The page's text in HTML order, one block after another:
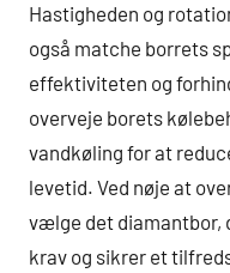
Hastigheden og
også matche borrets
effektiviteten og
overveje borets
vandkøling for at
levetid. Ved nøje at
vælge det diamantbor,
krav og sikrer et